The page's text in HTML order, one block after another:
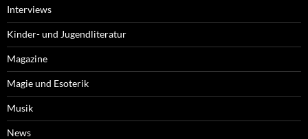
Interviews
Kinder- und Jugendliteratur
Magazine
Magie und Esoterik
Musik
News